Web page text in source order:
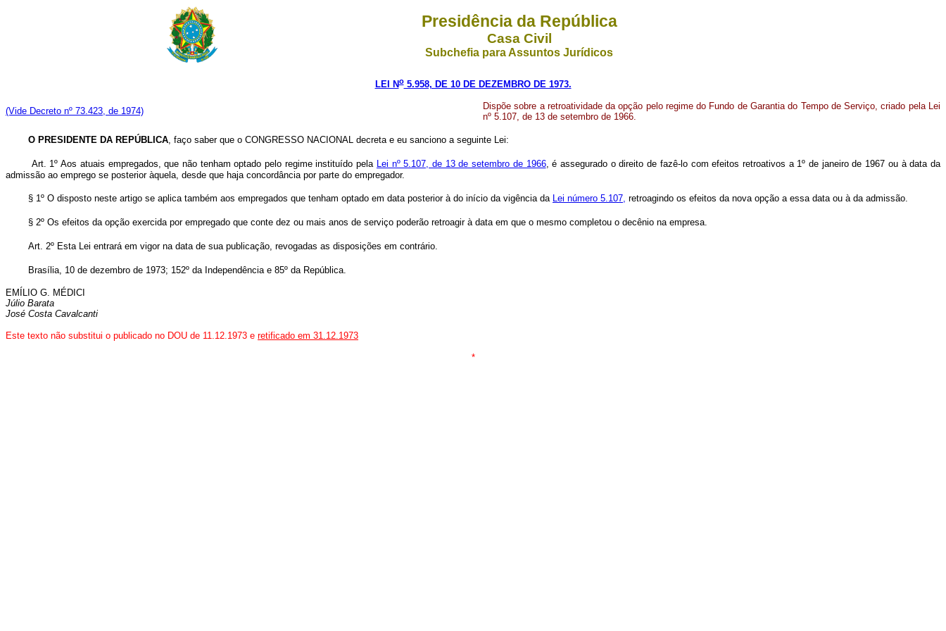
Presidência da República
Casa Civil
Subchefia para Assuntos Jurídicos
LEI No5.958, DE 10 DE DEZEMBRO DE 1973.
(Vide Decreto nº 73.423, de 1974)
Dispõe sobre a retroatividade da opção pelo regime do Fundo de Garantia do Tempo de Serviço, criado pela Lei
nº 5.107, de 13 de setembro de 1966.
O PRESIDENTE DA REPÚBLICA, faço saber que o CONGRESSO NACIONAL decreta e eu sanciono a seguinte Lei:
Art. 1º Aos atuais empregados, que não tenham optado pelo regime instituído pela Lei nº 5.107, de 13 de setembro de 1966, é assegurado o direito de fazê-lo com efeitos retroativos a 1º de janeiro de 1967 ou à data da
admissão ao emprego se posterior àquela, desde que haja concordância por parte do empregador.
§ 1º O disposto neste artigo se aplica também aos empregados que tenham optado em data posterior à do início da vigência da Lei número 5.107, retroagindo os efeitos da nova opção a essa data ou à da admissão.
§ 2º Os efeitos da opção exercida por empregado que conte dez ou mais anos de serviço poderão retroagir à data em que o mesmo completou o decênio na empresa.
Art. 2º Esta Lei entrará em vigor na data de sua publicação, revogadas as disposições em contrário.
Brasília, 10 de dezembro de 1973; 152º da Independência e 85º da República.
EMÍLIO G. MÉDICI
Júlio Barata
José Costa Cavalcanti
Este texto não substitui o publicado no DOU de 11.12.1973 e retificado em 31.12.1973
*